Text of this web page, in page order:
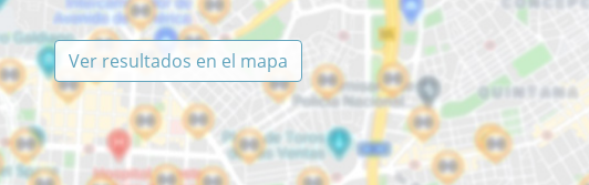
Ver resultados en el mapa